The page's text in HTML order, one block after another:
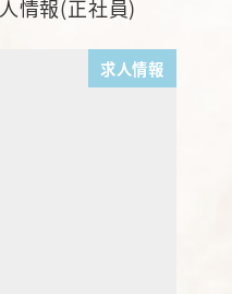
情報(正社員)
求人情報